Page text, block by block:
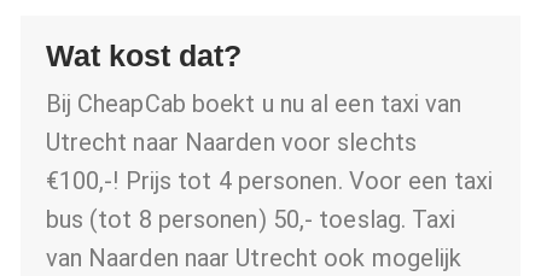
Wat kost dat?
Bij CheapCab boekt u nu al een taxi van
Utrecht naar Naarden voor slechts
€100,-! Prijs tot 4 personen. Voor een taxi
bus (tot 8 personen) 50,- toeslag. Taxi
van Naarden naar Utrecht ook mogelijk